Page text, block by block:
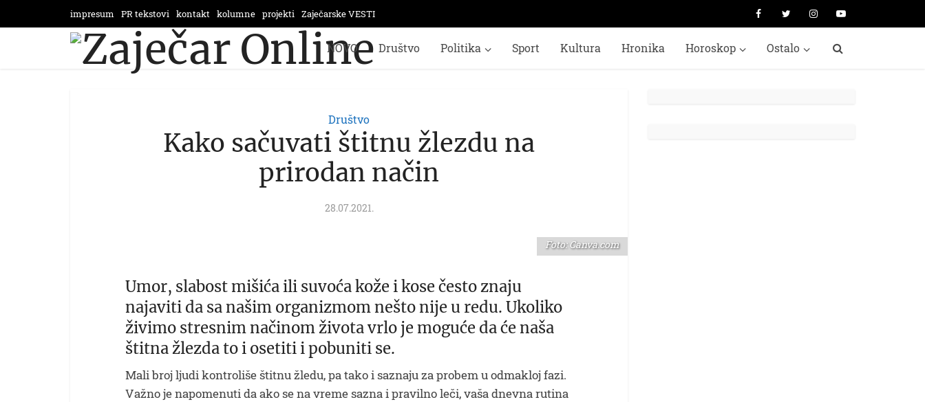
impresum PR tekstovi kontakt kolumne projekti Zaječarske VESTI
NOVO Društvo Politika Sport Kultura Hronika Horoskop Ostalo
Društvo
Kako sačuvati štitnu žlezdu na
prirodan način
28.07.2021.
Foto: Canva.com
Umor, slabost mišića ili suvoća kože i kose često znaju
najaviti da sa našim organizmom nešto nije u redu. Ukoliko
živimo stresnim načinom života vrlo je moguće da će naša
štitna žlezda to i osetiti i pobuniti se.
Mali broj ljudi kontroliše štitnu žledu, pa tako i saznaju za probem u odmakloj fazi.
Važno je napomenuti da ako se na vreme sazna i pravilno leči, vaša dnevna rutina